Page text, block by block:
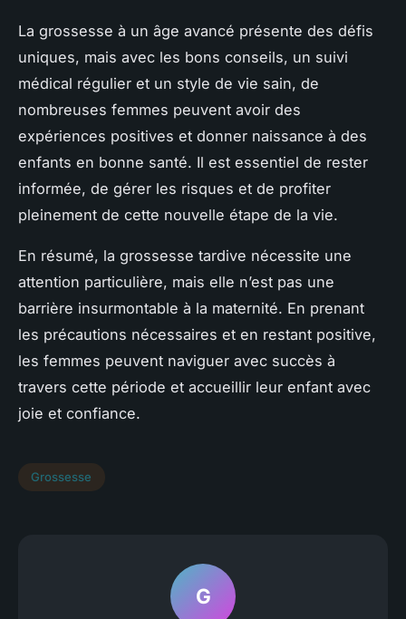
La grossesse à un âge avancé présente des défis
uniques, mais avec les bons conseils, un suivi
médical régulier et un style de vie sain, de
nombreuses femmes peuvent avoir des
expériences positives et donner naissance à des
enfants en bonne santé. Il est essentiel de rester
informée, de gérer les risques et de profiter
pleinement de cette nouvelle étape de la vie.
En résumé, la grossesse tardive nécessite une
attention particulière, mais elle n’est pas une
barrière insurmontable à la maternité. En prenant
les précautions nécessaires et en restant positive,
les femmes peuvent naviguer avec succès à
travers cette période et accueillir leur enfant avec
joie et confiance.
Grossesse
G